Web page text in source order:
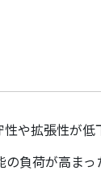
や拡張性が低
負荷が高ま